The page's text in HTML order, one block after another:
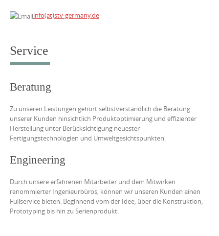
info(at)stv-germany.de
Service
Beratung
Zu unseren Leistungen gehört selbstverständlich die Beratung
unserer Kunden hinsichtlich Produktoptimierung und effizienter
Herstellung unter Berücksichtigung neuester
Fertigungstechnologien und Umweltgesichtspunkten.
Engineering
Durch unsere erfahrenen Mitarbeiter und dem Mitwirken
renommierter Ingenieurbüros, können wir unseren Kunden einen
Fullservice bieten. Beginnend vom der Idee, über die Konstruktion,
Prototyping bis hin zu Serienprodukt.